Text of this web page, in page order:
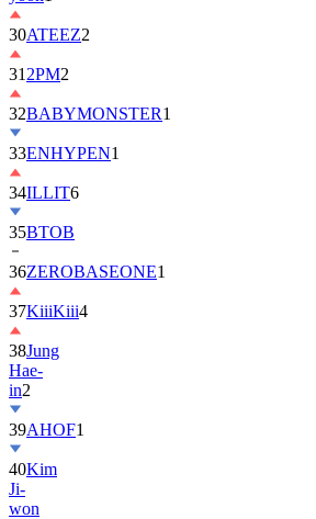
30ATEEZ2
31 2PM2
32BABYMONSTER1
33ENHYPEN1
34ILLIT6
35BTOB
36ZEROBASEONE1
37KiiiKiii4
38Jung
Hae-
in2
39AHOF1
40Kim
Ji-
won